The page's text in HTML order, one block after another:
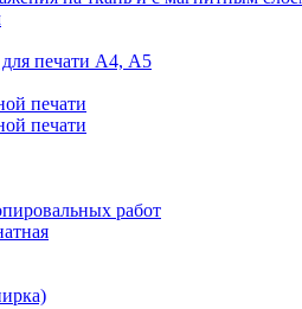
для печати А4, А5
печати
печати
работ